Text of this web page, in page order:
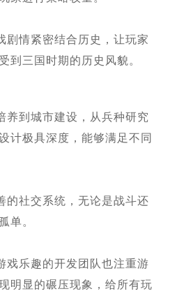
剧情紧密结合历史，让玩家
到三国时期的历史风貌。
养到城市建设，从兵种研究
计极具深度，能够满足不同
的社交系统，无论是战斗还
单。
戏乐趣的开发团队也注重游
明显的碾压现象，给所有玩